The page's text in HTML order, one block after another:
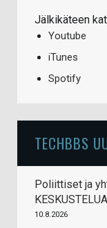
Jälkikäteen
Youtube
iTunes
Spotify
TECHBBS
Poliittiset ja
10.8.2026